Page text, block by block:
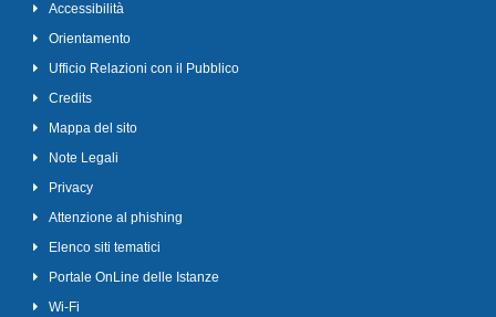
Accessibilità
Orientamento
Ufficio Relazioni con il Pubblico
Credits
Mappa del sito
Note Legali
Privacy
Attenzione al phishing
Elenco siti tematici
Portale OnLine delle Istanze
Wi-Fi